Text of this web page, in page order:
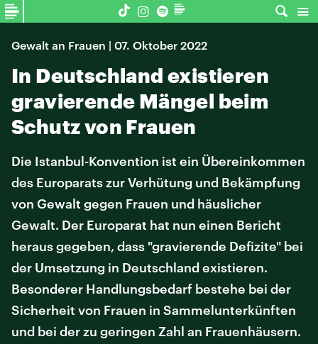
Gewalt an Frauen | 07. Oktober 2022
In Deutschland existieren
gravierende Mängel beim
Schutz von Frauen
Die Istanbul-Konvention ist ein Übereinkommen
des Europarats zur Verhütung und Bekämpfung
von Gewalt gegen Frauen und häuslicher
Gewalt. Der Europarat hat nun einen Bericht
heraus gegeben, dass "gravierende Defizite" bei
der Umsetzung in Deutschland existieren.
Besonderer Handlungsbedarf bestehe bei der
Sicherheit von Frauen in Sammelunterkünften
und bei der zu geringen Zahl an Frauenhäusern.